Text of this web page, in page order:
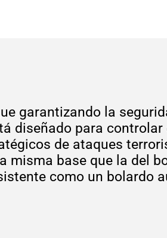
garantizando la
diseñado para
de ataques
misma base que la del
como un bolardo